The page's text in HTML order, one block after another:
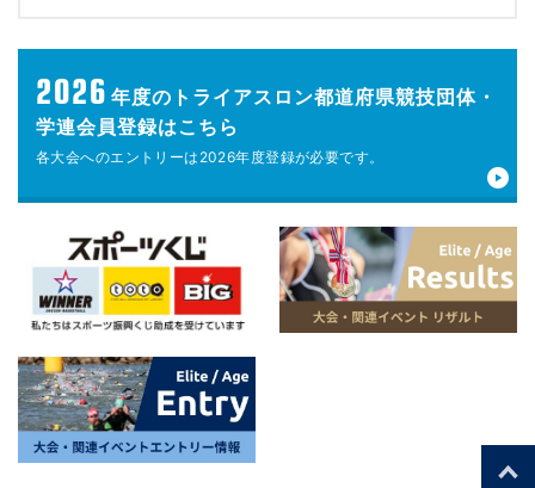
2026 年度の トライアスロン都道府県競技団体・
学連会員登録はこちら
各大会へのエントリーは 2026年度登録が必要です。